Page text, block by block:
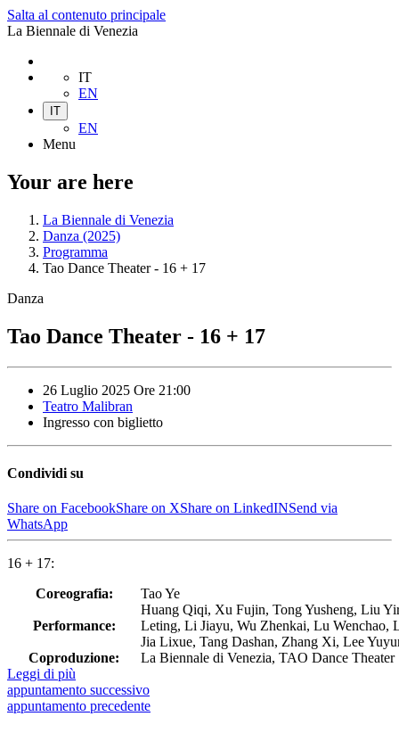
Salta al contenuto principale
La Biennale di Venezia
IT
EN
IT
EN
Menu
Your are here
La Biennale di Venezia
Danza (2025)
Programma
Tao Dance Theater - 16 + 17
Danza
Tao Dance Theater - 16 + 17
26 Luglio 2025 Ore 21:00
Teatro Malibran
Ingresso con biglietto
Condividi su
Share on FacebookShare on XShare on LinkedINSend via
WhatsApp
16 + 17:
Coreografia:
Tao Ye
Performance:
Huang Qiqi, Xu Fujin, Tong Yusheng, Liu
Leting, Li Jiayu, Wu Zhenkai, Lu Wenchao,
Jia Lixue, Tang Dashan, Zhang Xi, Lee
Coproduzione:
La Biennale di Venezia, TAO Dance Theater
Leggi di più
appuntamento successivo
appuntamento precedente